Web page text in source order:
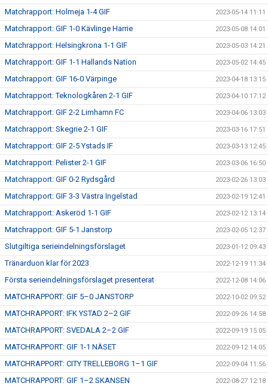
Matchrapport: Holmeja 1-4 GIF 2023-05-14 11:11
Matchrapport: GIF 1-0 Kävlinge Harrie 2023-05-08 14:01
Matchrapport: Helsingkrona 1-1 GIF 2023-05-03 14:21
Matchrapport: GIF 1-1 Hallands Nation 2023-05-02 14:45
Matchrapport: GIF 16-0 Värpinge 2023-04-18 13:15
Matchrapport: Teknologkåren 2-1 GIF 2023-04-10 17:12
Matchrapport: GIF 2-2 Limhamn FC 2023-04-06 13:03
Matchrapport: Skegrie 2-1 GIF 2023-03-16 17:51
Matchrapport: GIF 2-5 Ystads IF 2023-03-13 12:45
Matchrapport: Pelister 2-1 GIF 2023-03-06 16:50
Matchrapport: GIF 0-2 Rydsgård 2023-02-26 13:03
Matchrapport: GIF 3-3 Västra Ingelstad 2023-02-19 12:41
Matchrapport: Askeröd 1-1 GIF 2023-02-12 13:14
Matchrapport: GIF 5-1 Janstorp 2023-02-05 12:37
Slutgiltiga serieindelningsförslaget 2023-01-12 09:43
Tränarduon klar för 2023 2022-12-19 11:34
Första serieindelningsförslaget presenterat 2022-12-08 14:06
MATCHRAPPORT: GIF 5–0 JANSTORP 2022-10-02 09:52
MATCHRAPPORT: IFK YSTAD 2–2 GIF 2022-09-26 14:58
MATCHRAPPORT: SVEDALA 2–2 GIF 2022-09-19 15:05
MATCHRAPPORT: GIF 1-1 NÄSET 2022-09-12 14:05
MATCHRAPPORT: CITY TRELLEBORG 1–1 GIF 2022-09-04 11:56
MATCHRAPPORT: GIF 1–2 SKANSEN 2022-08-27 12:18